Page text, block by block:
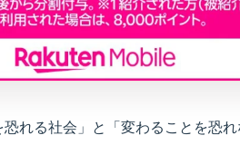
れる社会」と「変わることを恐